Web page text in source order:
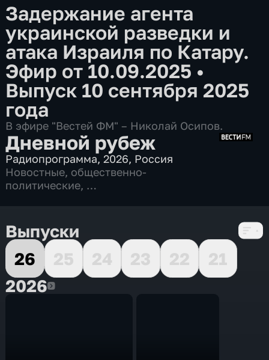
Задержание агента
украинской разведки и
атака Израиля по Катару.
Эфир от 10.09.2025 •
Выпуск 10 сентября 2025
года
В эфире "Вестей ФМ" – Николай Осипов.
Дневной рубеж
Радиопрограмма,2026, Россия
Новостные, общественно-
политические,
Выпуски
26
25 24 23 22
21
20262026